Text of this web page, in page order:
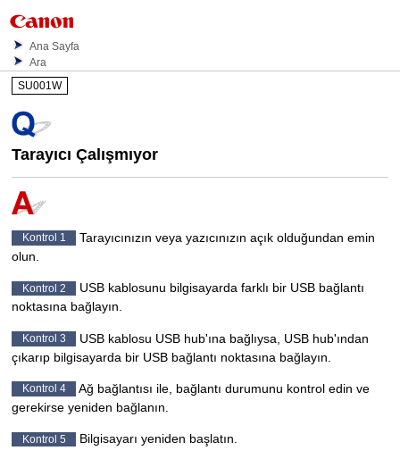
Ana Sayfa
Ara
SU001W
Tarayıcı Çalışmıyor
Kontrol 1 Tarayıcınızın veyayazıcınızın açık olduğundan emin
olun.
Kontrol 2 USB kablosunu bilgisayarda farklı bir USB bağlantı
noktasına bağlayın.
Kontrol 3 USB kablosu USB hub'ına bağlıysa, USB hub'ından
çıkarıp bilgisayarda bir USB bağlantı noktasına bağlayın.
Kontrol 4
Ağ bağlantısı ile, bağlantı durumunu kontrol edin ve
gerekirse yeniden bağlanın.
Kontrol 5 Bilgisayarı yeniden başlatın.